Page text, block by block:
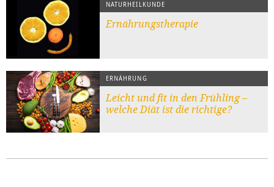
NATURHEILKUNDE
Ernährungstherapie
ERNÄHRUNG
Leicht und fit in den Frühling –
welche Diät ist die richtige?